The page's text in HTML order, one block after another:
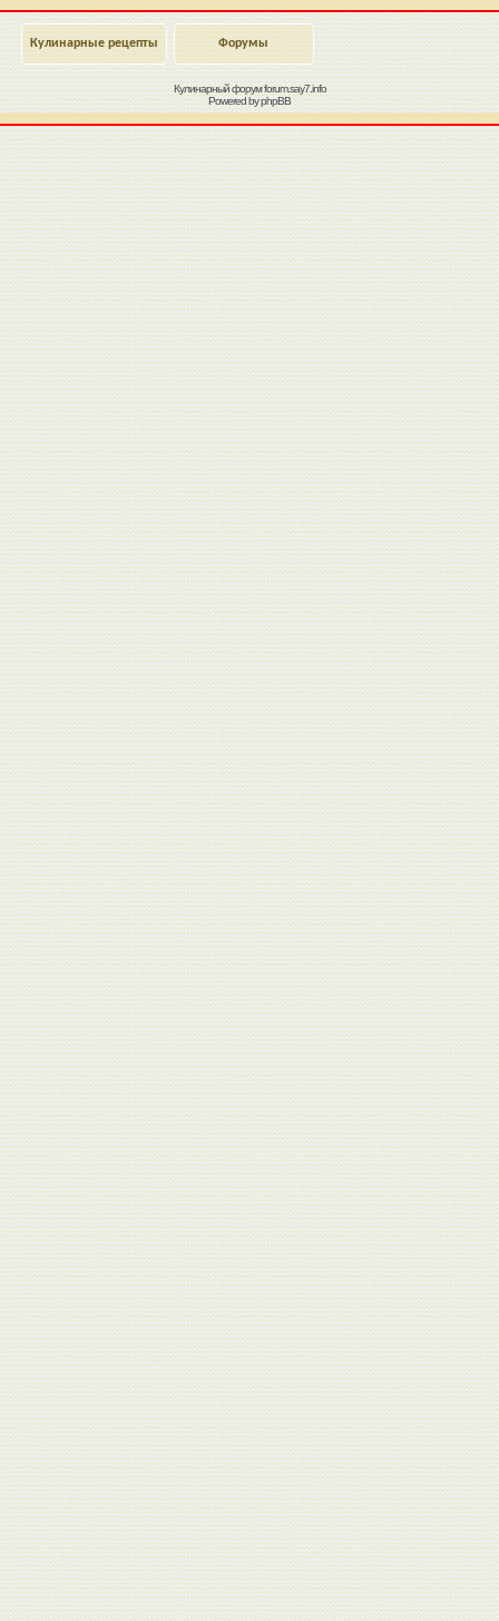
Кулинарные рецепты Форумы
Кулинарный форумforum.say7.info
Powered byphpBB